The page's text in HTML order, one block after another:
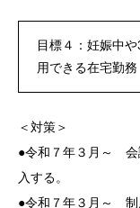
目標４：妊娠中
用できる在宅勤
＜対策＞
●令和７年３月～ 会
入する。
●令和７年３月～ 制